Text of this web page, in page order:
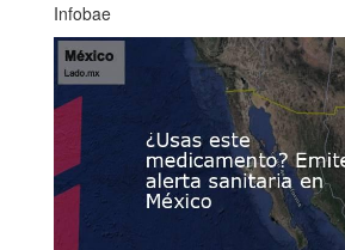
Infobae